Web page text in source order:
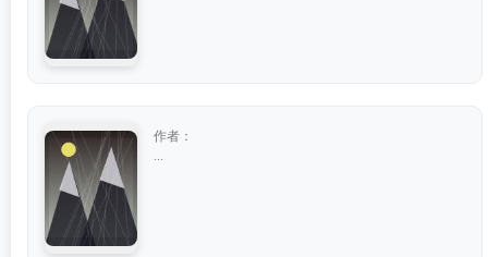
作者：